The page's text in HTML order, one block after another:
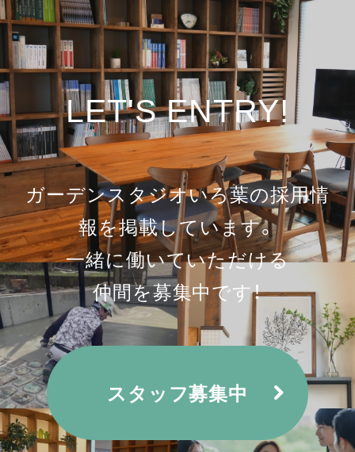
LET'S ENTRY!
ガーデンスタジオいろ葉の採用情
報を掲載しています。
一緒に働いていただける
仲間を募集中です！
スタッフ募集中